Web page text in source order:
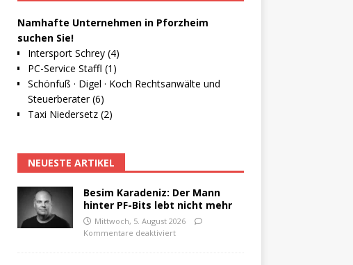
Namhafte Unternehmen in Pforzheim
suchen Sie!
Intersport Schrey (4)
PC-Service Staffl (1)
Schönfuß · Digel · Koch Rechtsanwälte und
Steuerberater (6)
Taxi Niedersetz (2)
NEUESTE ARTIKEL
Besim Karadeniz: Der Mann
hinter PF-Bits lebt nicht mehr
Mittwoch, 5. August 2026
Kommentare deaktiviert